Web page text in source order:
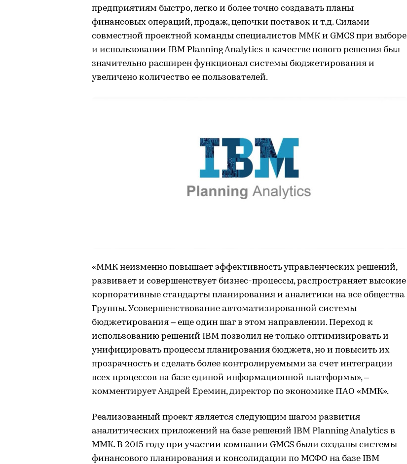
предприятиям быстро, легко и более точно создавать планы
финансовых операций, продаж, цепочки поставок и т.д. Силами
совместной проектной команды специалистов ММК и GMCS при выборе
и использовании IBM Planning Analytics в качестве нового решения был
значительно расширен функционал системы бюджетирования и
увеличено количество ее пользователей.
«ММК неизменно повышает эффективность управленческих решений,
развивает и совершенствует бизнес-процессы, распространяет высокие
корпоративные стандарты планирования и аналитики на все общества
Группы. Усовершенствование автоматизированной системы
бюджетирования – еще один шаг в этом направлении. Переход к
использованию решений IBM позволил не только оптимизировать и
унифицировать процессы планирования бюджета, но и повысить их
прозрачность и сделать более контролируемыми за счет интеграции
всех процессов на базе единой информационной платформы», –
комментирует Андрей Еремин, директор по экономике ПАО «ММК».
Реализованный проект является следующим шагом развития
аналитических приложений на базе решений IBM Planning Analytics в
ММК. В 2015 году при участии компании GMCS были созданы системы
финансового планирования и консолидации по МСФО на базе IBM